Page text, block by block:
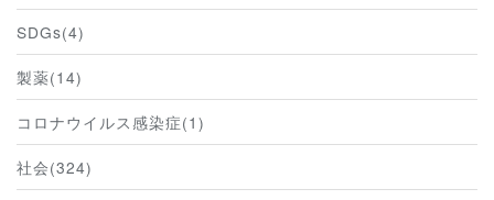
SDGs(4)
製薬(14)
コロナウイルス感染症(1)
社会(324)